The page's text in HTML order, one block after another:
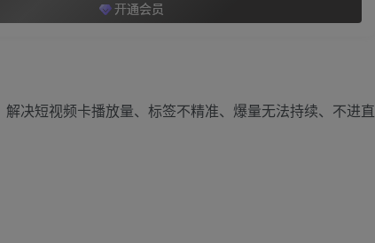
开通会员
决短视频卡播放量、标签不精准、爆量无法持续、不进直